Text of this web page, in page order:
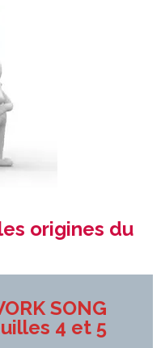
origines du
SONG
4 et 5